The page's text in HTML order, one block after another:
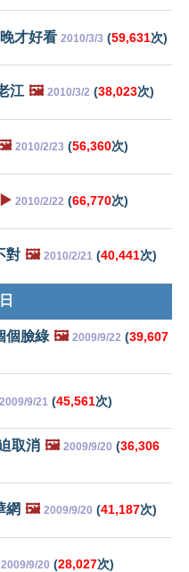
才好看 2010/3/3 (59,631次)
江 🖼️ 2010/3/2 (38,023次)
2010/2/23 (56,360次)
▶️ 2010/2/22 (66,770次)
對 🖼️ 2010/2/21 (40,441次)
個臉綠 🖼️ 2009/9/22 (39,607
2009/9/21 (45,561次)
取消 🖼️ 2009/9/20 (36,306
網 🖼️ 2009/9/20 (41,187次)
2009/9/20 (28,027次)